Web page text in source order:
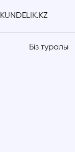
KUNDELIK.KZ
Біз туралы